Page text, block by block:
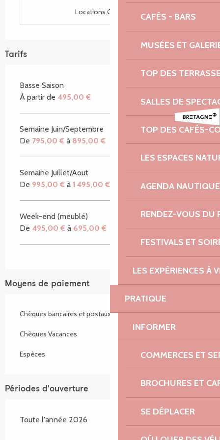
CAFÉS - BARS
MUSÉES ET
TOP DES
SALLES DE
TOP DES CAFÉS-
LES ESPACES
AGENDA NAUTIQUE
RENDEZ-VOUS DU
FESTIVALS ET
LES EXPÉRIENCES À
PRATIQUE
INFORMER
COMMERCES ET
BROCHURES ET
SE DÉPLACER
Locations CléVacances
Tarifs
Basse Saison
À partir de 495,00 €
Semaine Juin/Septembre
De 795,00 € à 895,00 €
Semaine Juillet/Aout
De 995,00 € à 1 495,00 €
Week-end (meublé)
De 495,00 € à 695,00 €
Moyens de paiement
Chèques bancaires et postaux
Chèques Vacances
Espèces
Périodes d'ouverture
Toute l'année 2026